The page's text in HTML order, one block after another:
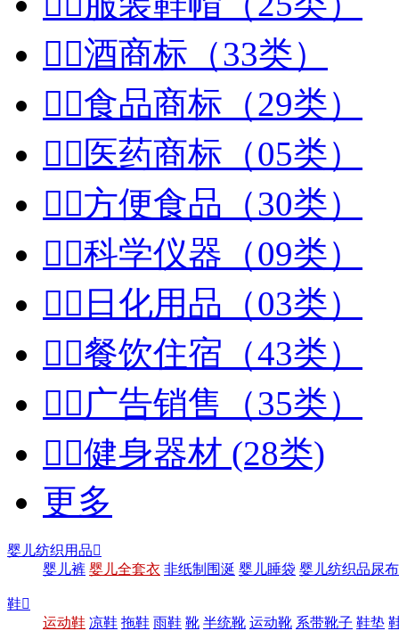
酒商标（33类）
食品商标（29类）
医药商标（05类）
方便食品（30类）
科学仪器（09类）
 日化用品（03类）
餐饮住宿（43类）
广告销售（35类）
健身器材 (28类)
更多
婴儿纺织用品
婴儿裤 婴儿全套衣 非纸制围涎 婴儿睡袋 婴儿纺织品尿布
鞋
运动鞋 凉鞋 拖鞋 雨鞋 靴 半统靴 运动靴 系带靴子 鞋垫